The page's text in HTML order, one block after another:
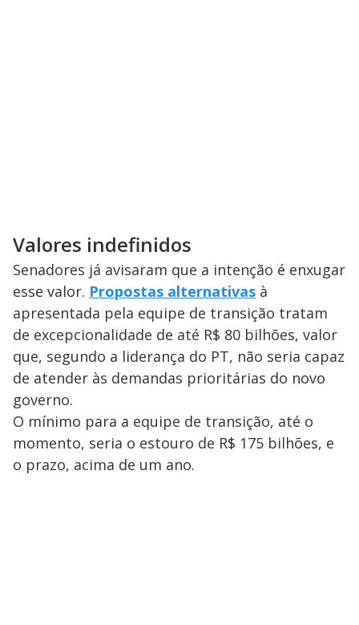
Valores indefinidos
Senadores já avisaram que a intenção é enxugar
esse valor. Propostas alternativas à
apresentada pela equipe de transição tratam
de excepcionalidade de até R$ 80 bilhões, valor
que, segundo a liderança do PT, não seria capaz
de atender às demandas prioritárias do novo
governo.
O mínimo para a equipe de transição, até o
momento, seria o estouro de R$ 175 bilhões, e
o prazo, acima de um ano.